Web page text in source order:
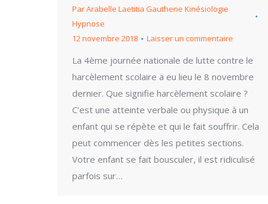
ParArabelle Laetitia Gautherie Kinésiologie
Hypnose
12 novembre 2018
Laisser un commentaire
La 4ème journée nationale de lutte contre le
harcèlement scolaire a eu lieu le 8 novembre
dernier. Que signifie harcèlement scolaire ?
C’est une atteinte verbale ou physique à un
enfant qui se répète et qui le fait souffrir. Cela
peut commencer dès les petites sections.
Votre enfant se fait bousculer, il est ridiculisé
parfois sur…